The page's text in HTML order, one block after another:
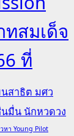
สมเด็จ
ที่
สาธิต มศว
มื่น นักหวดวง
หา Young Pilot